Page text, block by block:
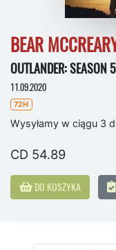
BEAR
OUTLANDER: SEASON
11.09.2020
72H
Wysyłamy w ciągu 3
CD 54.89
DO KOSZYKA